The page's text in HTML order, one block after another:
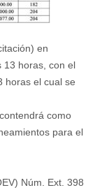
en
13 horas, con el
horas el cual se
como
para el
Núm. Ext. 398